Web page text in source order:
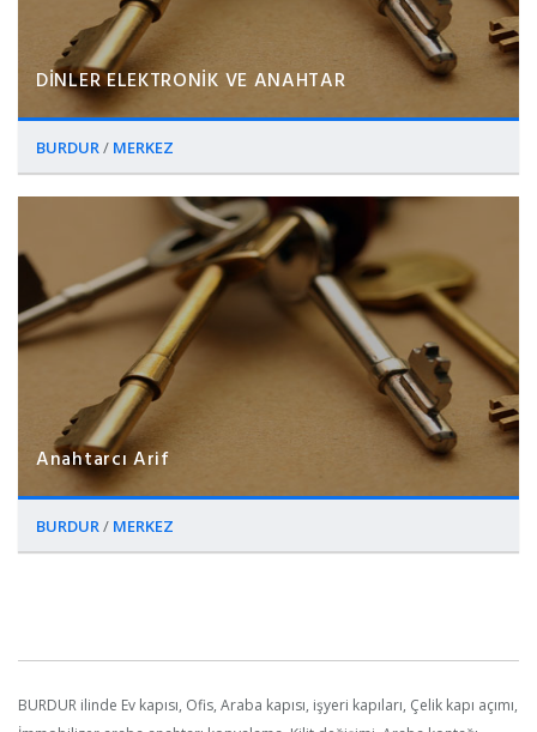
DİNLER ELEKTRONİK VE ANAHTAR
BURDUR/ MERKEZ
Anahtarcı Arif
BURDUR/ MERKEZ
BURDUR ilinde Ev kapısı, Ofis, Araba kapısı, işyeri kapıları, Çelik kapı açımı,